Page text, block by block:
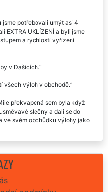
mytí výloh a neměnili bychom,
jsme potřebovali umýt asi 4
UKLÍZENÍ a byli jsme
a rychlostí vyřízení
překvapená sem byla když
slečny a dali se do
ve svém obchůdku výlohy jako
výkladní skříně u nás na
s ostatními firmami jsme
hledat nemusíme. Takový
odvedená práce je dle našich